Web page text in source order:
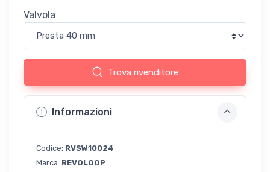
Valvola
Trova rivenditore
Informazioni
Codice: RVSW10024
Marca: REVOLOOP